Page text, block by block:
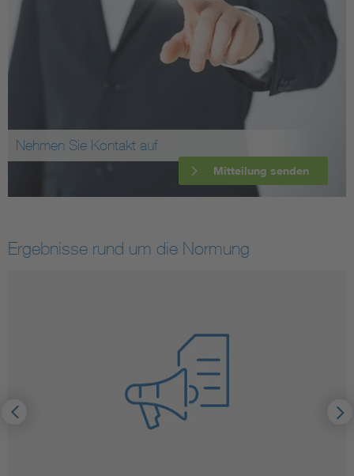
Nehmen Sie Kontakt auf
Mitteilung senden
Ergebnisse rund um die Normung